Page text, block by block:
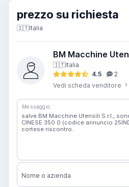
prezzo su richiesta
🇮🇹Italia
BM Macchine
🇮🇹Italia
4.5
2
Vedi scheda venditore
Messaggio
Nome o azienda